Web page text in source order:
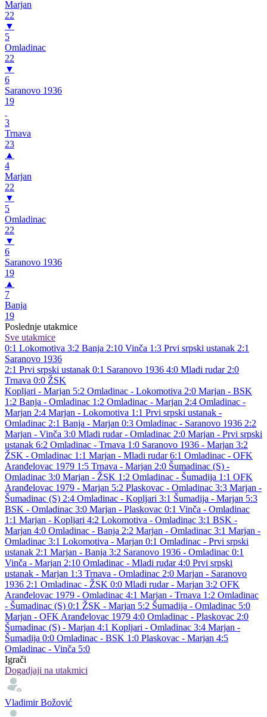
Marjan
22
▼
5
Omladinac
22
▼
6
Saranovo 1936
19
3
Trnava
23
▲
4
Marjan
22
▼
5
Omladinac
22
▼
6
Saranovo 1936
19
▲
7
Banja
19
Poslednje utakmice
Sve utakmice
0:1 Lokomotiva 3:2 Banja 2:10 Vinča 1:3 Prvi srpski ustanak 2:1
Saranovo 1936
2:1 Prvi srpski ustanak 0:1 Saranovo 1936 4:0 Mladi rudar 2:0
Trnava 0:0 ŽSK
Kopljari - Marjan 5:2 Omladinac - Lokomotiva 2:0 Marjan - BSK
1:2 Banja - Omladinac 1:2 Omladinac - Marjan 2:4 Omladinac -
Marjan 2:4 Marjan - Lokomotiva 1:1 Prvi srpski ustanak -
Omladinac 2:1 Banja - Marjan 0:3 Omladinac - Saranovo 1936 2:2
Marjan - Vinča 3:0 Mladi rudar - Omladinac 2:0 Marjan - Prvi srpski
ustanak 6:2 Omladinac - Trnava 1:0 Saranovo 1936 - Marjan 3:2
ŽSK - Omladinac 1:1 Marjan - Mladi rudar 6:1 Omladinac - OFK
Aranđelovac 1979 1:5 Trnava - Marjan 2:0 Šumadinac (S) -
Omladinac 3:0 Marjan - ŽSK 1:2 Omladinac - Šumadija 1:1 OFK
Aranđelovac 1979 - Marjan 5:2 Plaskovac - Omladinac 3:3 Marjan -
Šumadinac (S) 2:4 Omladinac - Kopljari 3:1 Šumadija - Marjan 5:3
BSK - Omladinac 3:0 Marjan - Plaskovac 0:1 Vinča - Omladinac
1:1 Marjan - Kopljari 4:2 Lokomotiva - Omladinac 3:1 BSK -
Marjan 4:0 Omladinac - Banja 2:2 Marjan - Omladinac 3:1 Marjan -
Omladinac 3:1 Lokomotiva - Marjan 0:1 Omladinac - Prvi srpski
ustanak 2:1 Marjan - Banja 3:2 Saranovo 1936 - Omladinac 0:1
Vinča - Marjan 2:10 Omladinac - Mladi rudar 4:0 Prvi srpski
ustanak - Marjan 1:3 Trnava - Omladinac 2:0 Marjan - Saranovo
1936 2:1 Omladinac - ŽSK 0:0 Mladi rudar - Marjan 3:2 OFK
Aranđelovac 1979 - Omladinac 4:1 Marjan - Trnava 1:2 Omladinac
- Šumadinac (S) 0:1 ŽSK - Marjan 5:2 Šumadija - Omladinac 5:0
Marjan - OFK Aranđelovac 1979 4:0 Omladinac - Plaskovac 2:0
Šumadinac (S) - Marjan 4:1 Kopljari - Omladinac 3:4 Marjan -
Šumadija 0:0 Omladinac - BSK 1:0 Plaskovac - Marjan 4:5
Omladinac - Vinča 5:0
Igrači
Dogadjaji na utakmici
Vladimir Božović